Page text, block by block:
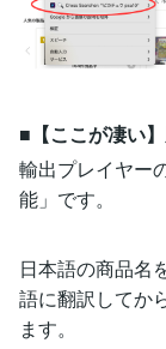
■【ここが凄い
輸出プレイヤー
能」です。
日本語の商品名
語に翻訳してか
ます。